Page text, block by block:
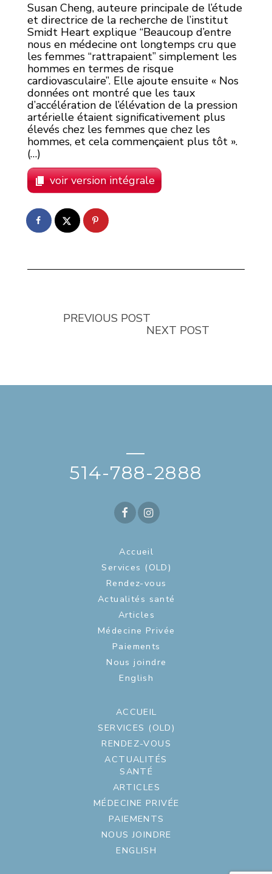
Susan Cheng, auteure principale de l’étude
et directrice de la recherche de l’institut
Smidt Heart explique “Beaucoup d’entre
nous en médecine ont longtemps cru que
les femmes “rattrapaient” simplement les
hommes en termes de risque
cardiovasculaire”. Elle ajoute ensuite « Nos
données ont montré que les taux
d’accélération de l’élévation de la pression
artérielle étaient significativement plus
élevés chez les femmes que chez les
hommes, et cela commençaient plus tôt ».
(…)
voir version intégrale
PREVIOUS POST
NEXT POST
—
514-788-2888
Accueil
Services (OLD)
Rendez-vous
Actualités santé
Articles
Médecine Privée
Paiements
Nous joindre
English
ACCUEIL
SERVICES (OLD)
RENDEZ-VOUS
ACTUALITÉS
SANTÉ
ARTICLES
MÉDECINE PRIVÉE
PAIEMENTS
NOUS JOINDRE
ENGLISH